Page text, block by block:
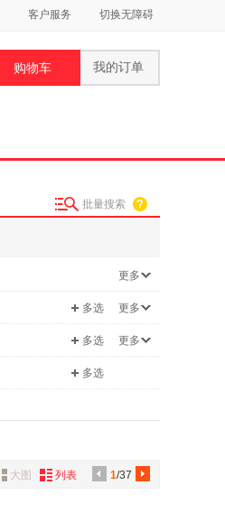
客户服务 切换无障碍
购物车 我的订单
批量搜索
更多
多选 更多
多选 更多
多选
1/37
大图 列表